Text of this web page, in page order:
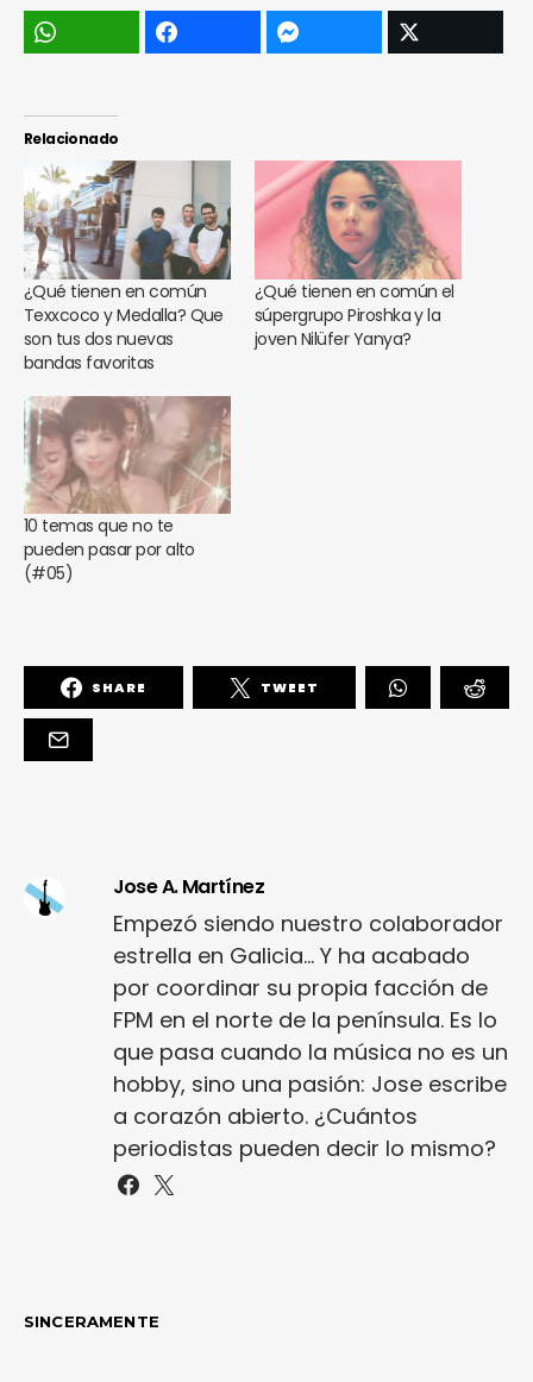
Relacionado
¿Qué tienen en común
Texxcoco y Medalla? Que
son tus dos nuevas
bandas favoritas
¿Qué tienen en común el
súpergrupo Piroshka y la
joven Nilüfer Yanya?
10 temas que no te
pueden pasar por alto
(#05)
SHARE TWEET
Jose A. Martínez
Empezó siendo nuestro colaborador
estrella en Galicia... Y ha acabado
por coordinar su propia facción de
FPM en el norte de la península. Es lo
que pasa cuando la música no es un
hobby, sino una pasión: Jose escribe
a corazón abierto. ¿Cuántos
periodistas pueden decir lo mismo?
SINCERAMENTE